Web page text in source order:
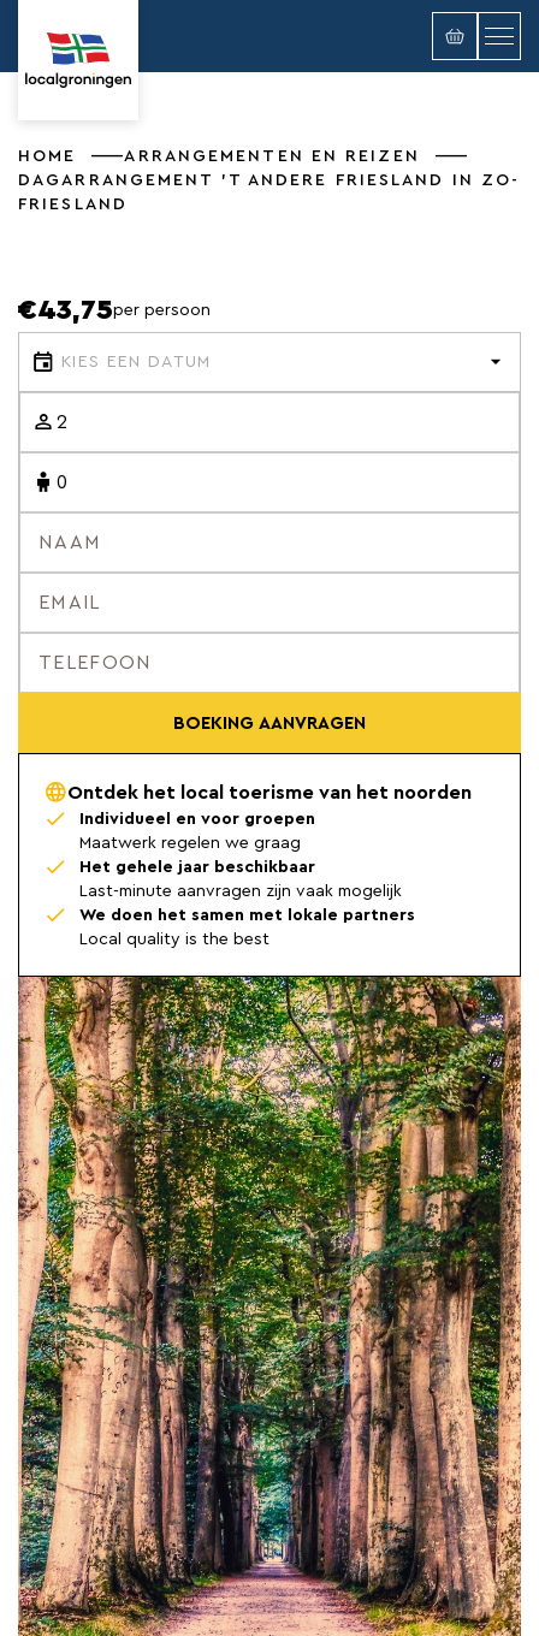
HOME
ARRANGEMENTEN EN REIZEN
DAGARRANGEMENT 'T ANDERE FRIESLAND IN ZO-
FRIESLAND
€43,75per persoon
BOEKING AANVRAGEN
Ontdek het local toerisme van het noorden
Individueel en voor groepen
Maatwerk regelen we graag
Het gehele jaar beschikbaar
Last-minute aanvragen zijn vaak mogelijk
We doen het samen met lokale partners
Local quality is the best